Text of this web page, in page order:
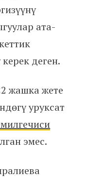
ата-
деген.
жашка жете
уруксат
эмес.